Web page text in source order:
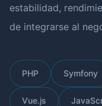
estabilidad,
de integrarse al
PHP Symfony
Vue.js